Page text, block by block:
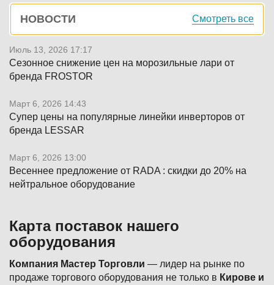
Боковая
панель
НОВОСТИ Смотреть все
Июль 13, 2026 17:17
Сезонное снижение цен на морозильные лари от
бренда FROSTOR
Март 6, 2026 14:43
Супер цены на популярные линейки инверторов от
бренда LESSAR
Март 6, 2026 13:00
Весеннее предложение от RADA : скидки до 20% на
нейтральное оборудование
Карта поставок нашего
оборудования
Компания Мастер Торговли — лидер на рынке по
продаже торгового оборудования не только в Кирове и